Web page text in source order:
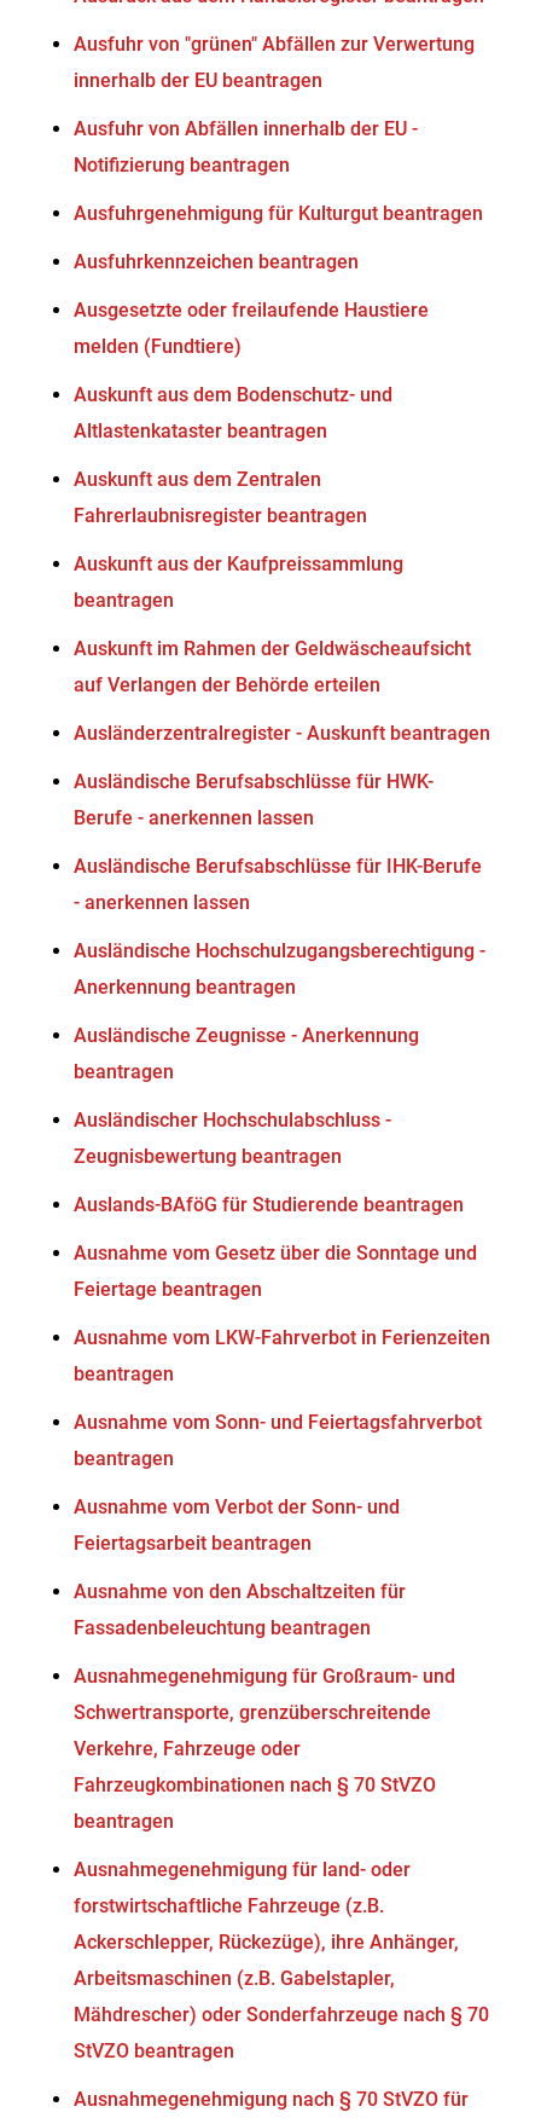
Ausfuhr von "grünen" Abfällen zur Verwertung
innerhalb der EU beantragen
Ausfuhr von Abfällen innerhalb der EU -
Notifizierung beantragen
Ausfuhrgenehmigung für Kulturgut beantragen
Ausfuhrkennzeichen beantragen
Ausgesetzte oder freilaufende Haustiere
melden (Fundtiere)
Auskunft aus dem Bodenschutz- und
Altlastenkataster beantragen
Auskunft aus dem Zentralen
Fahrerlaubnisregister beantragen
Auskunft aus der Kaufpreissammlung
beantragen
Auskunft im Rahmen der Geldwäscheaufsicht
auf Verlangen der Behörde erteilen
Ausländerzentralregister - Auskunft beantragen
Ausländische Berufsabschlüsse für HWK-
Berufe - anerkennen lassen
Ausländische Berufsabschlüsse für IHK-Berufe
- anerkennen lassen
Ausländische Hochschulzugangsberechtigung -
Anerkennung beantragen
Ausländische Zeugnisse - Anerkennung
beantragen
Ausländischer Hochschulabschluss -
Zeugnisbewertung beantragen
Auslands-BAföG für Studierende beantragen
Ausnahme vom Gesetz über die Sonntage und
Feiertage beantragen
Ausnahme vom LKW-Fahrverbot in Ferienzeiten
beantragen
Ausnahme vom Sonn- und Feiertagsfahrverbot
beantragen
Ausnahme vom Verbot der Sonn- und
Feiertagsarbeit beantragen
Ausnahme von den Abschaltzeiten für
Fassadenbeleuchtung beantragen
Ausnahmegenehmigung für Großraum- und
Schwertransporte, grenzüberschreitende
Verkehre, Fahrzeuge oder
Fahrzeugkombinationen nach § 70 StVZO
beantragen
Ausnahmegenehmigung für land- oder
forstwirtschaftliche Fahrzeuge (z.B.
Ackerschlepper, Rückezüge), ihre Anhänger,
Arbeitsmaschinen (z.B. Gabelstapler,
Mähdrescher) oder Sonderfahrzeuge nach § 70
StVZO beantragen
Ausnahmegenehmigung nach § 70 StVZO für